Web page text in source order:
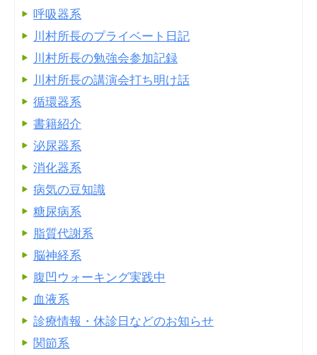
呼吸器系
川村所長のプライベート日記
川村所長の勉強会参加記録
川村所長の講演会打ち明け話
循環器系
書籍紹介
泌尿器系
消化器系
病気の豆知識
糖尿病系
脂質代謝系
脳神経系
腹凹ウォーキング実践中
血液系
診療情報・休診日などのお知らせ
関節系